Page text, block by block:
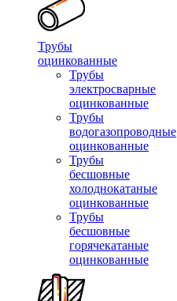
Трубы
оцинкованные
Трубы
электросварные
оцинкованные
Трубы
водогазопроводные
оцинкованные
Трубы
бесшовные
холоднокатаные
оцинкованные
Трубы
бесшовные
горячекатаные
оцинкованные